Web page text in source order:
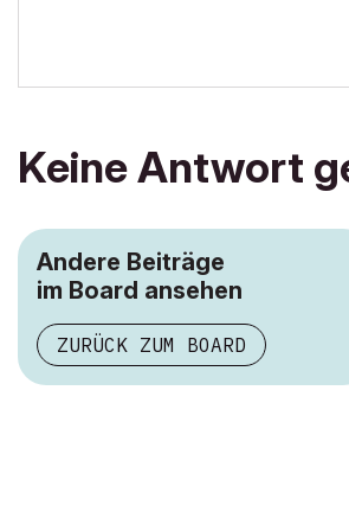
Keine Antwort
Andere Beiträge
im Board ansehen
ZURÜCK ZUM BOARD